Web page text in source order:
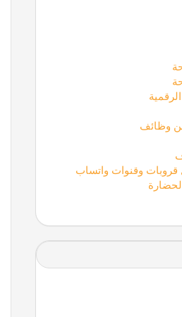
وظائف
قروبات وقنوات واتساب